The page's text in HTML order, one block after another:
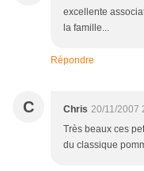
excellente
la famille...
Répondre
C Chris 20/11/2007
Très beaux ces
du classique